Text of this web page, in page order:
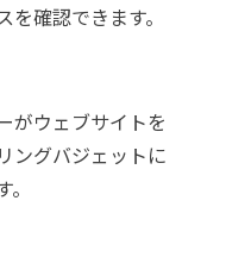
確認できます。
がウェブサイトを
ングバジェットに